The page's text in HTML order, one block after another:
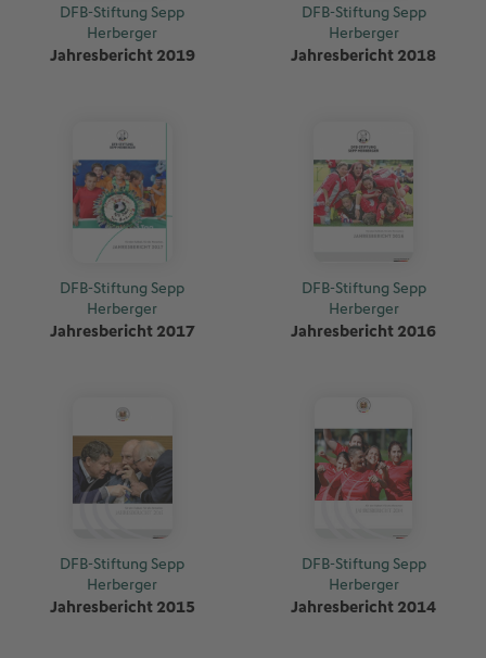
DFB-Stiftung Sepp
Herberger
Jahresbericht 2019
DFB-Stiftung Sepp
Herberger
Jahresbericht 2018
DFB-Stiftung Sepp
Herberger
Jahresbericht 2017
DFB-Stiftung Sepp
Herberger
Jahresbericht 2016
DFB-Stiftung Sepp
Herberger
Jahresbericht 2015
DFB-Stiftung Sepp
Herberger
Jahresbericht 2014